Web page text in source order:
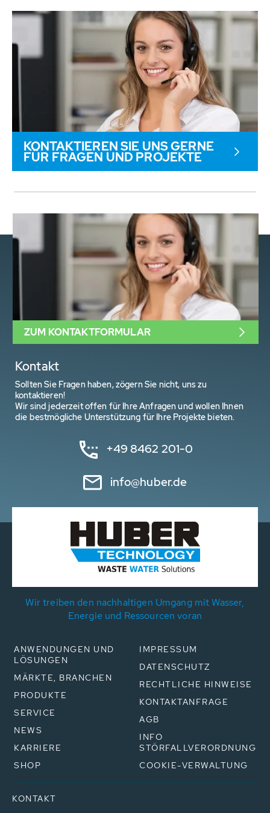
KONTAKTIEREN SIE UNS GERNE
FÜR FRAGEN UND PROJEKTE
Kontakt
Sollten Sie Fragen haben, zögern Sie nicht, uns zu
kontaktieren!
Wir sind jederzeit offen für Ihre Anfragen und wollen Ihnen
die bestmögliche Unterstützung für Ihre Projekte bieten.
+49 8462 201-0
info@huber.de
ZUM KONTAKTFORMULAR
Wir treiben den nachhaltigen Umgang mit Wasser,
Energie und Ressourcen voran
ANWENDUNGEN UND
LÖSUNGEN
MÄRKTE, BRANCHEN
PRODUKTE
SERVICE
NEWS
KARRIERE
SHOP
IMPRESSUM
DATENSCHUTZ
RECHTLICHE HINWEISE
KONTAKTANFRAGE
AGB
INFO
STÖRFALLVERORDNUNG
COOKIE-VERWALTUNG
KONTAKT